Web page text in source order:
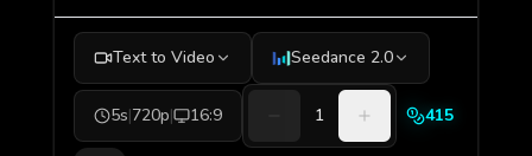
Text to Video Seedance 2.0
5s|720p| 16:9 1 415